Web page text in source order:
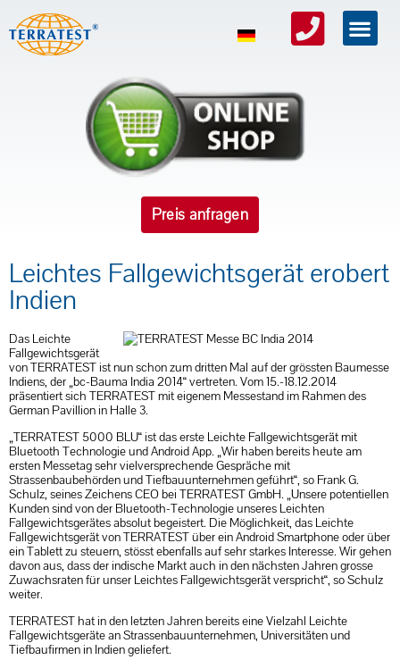
Preis anfragen
Leichtes Fallgewichtsgerät erobert
Indien
Das Leichte
Fallgewichtsgerät
von TERRATEST ist nun schon zum dritten Mal auf der grössten Baumesse
Indiens, der „bc-Bauma India 2014“ vertreten. Vom 15.-18.12.2014
präsentiert sich TERRATEST mit eigenem Messestand im Rahmen des
German Pavillion in Halle 3.
„TERRATEST 5000 BLU“ ist das erste Leichte Fallgewichtsgerät mit
Bluetooth Technologie und Android App. „Wir haben bereits heute am
ersten Messetag sehr vielversprechende Gespräche mit
Strassenbaubehörden und Tiefbauunternehmen geführt“, so Frank G.
Schulz, seines Zeichens CEO bei TERRATEST GmbH. „Unsere potentiellen
Kunden sind von der Bluetooth-Technologie unseres Leichten
Fallgewichtsgerätes absolut begeistert. Die Möglichkeit, das Leichte
Fallgewichtsgerät von TERRATEST über ein Android Smartphone oder über
ein Tablett zu steuern, stösst ebenfalls auf sehr starkes Interesse. Wir gehen
davon aus, dass der indische Markt auch in den nächsten Jahren grosse
Zuwachsraten für unser Leichtes Fallgewichtsgerät verspricht“, so Schulz
weiter.
TERRATEST hat in den letzten Jahren bereits eine Vielzahl Leichte
Fallgewichtsgeräte an Strassenbauunternehmen, Universitäten und
Tiefbaufirmen in Indien geliefert.